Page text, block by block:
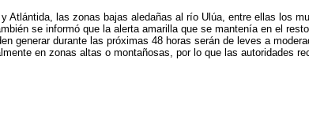
Atlántida, las zonas bajas aledañas al río Ulúa, entre ellas los
se informó que la alerta amarilla que se mantenía en el
generar durante las próximas 48 horas serán de leves a
en zonas altas o montañosas, por lo que las autoridades